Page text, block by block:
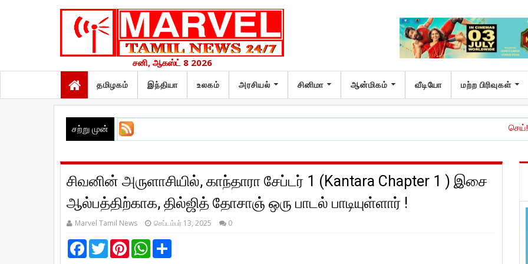
சனி, ஆகஸ்ட் 8 2026
தமிழகம் இந்தியா உலகம் அரசியல் சினிமா ஆன்மிகம் வீடியோ மற்ற பிரிவுகள்
சற்று முன் செய்! செய்யாதே!’
சிவனின் அருளாசியில், காந்தாரா சேப்டர் 1 (Kantara Chapter 1 ) இசை
ஆல்பத்திற்காக, தில்ஜித் தோசாஞ் ஒரு பாடல் பாடியுள்ளார் !
Marvel Tamil News செப்டம்பர் 13, 2025 0
F
a
T
w
P
W
h